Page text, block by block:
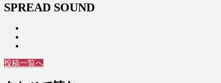
SPREAD SOUND
投稿一覧へ